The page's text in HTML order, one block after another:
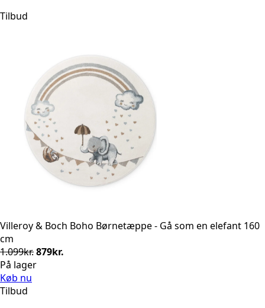
Tilbud
Villeroy & Boch Boho Børnetæppe - Gå som en elefant 160
cm
1.099kr.Den
oprindelige
879kr.
På lager
Køb nu
Tilbud